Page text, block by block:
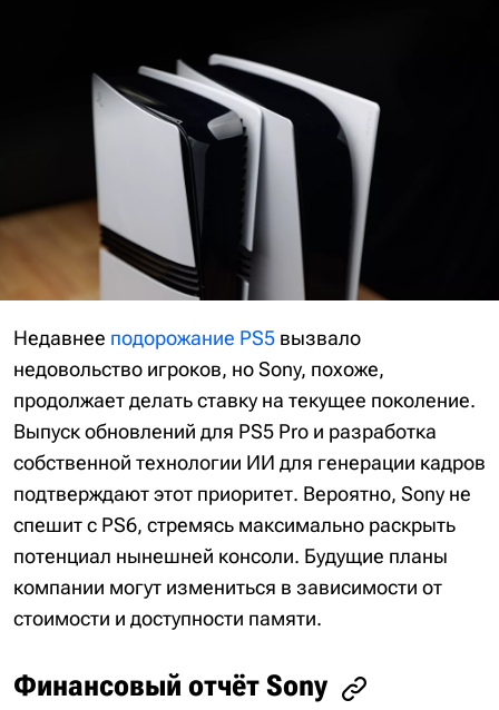
Недавнее подорожание PS5 вызвало
недовольство игроков, но Sony, похоже,
продолжает делать ставку на текущее поколение.
Выпуск обновлений для PS5 Pro и разработка
собственной технологии ИИ для генерации кадров
подтверждают этот приоритет. Вероятно, Sony не
спешит с PS6, стремясь максимально раскрыть
потенциал нынешней консоли. Будущие планы
компании могут измениться в зависимости от
стоимости и доступности памяти.
Финансовый отчёт Sony